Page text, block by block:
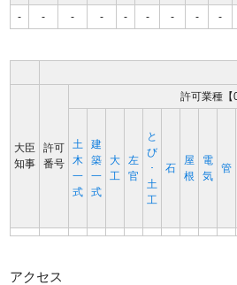
- - - - - - - - -
大臣
知事
許可
番号
許可業種【
土
木
一
式
建
築
一
式
大
工
左
官
と
び
･
土
工
石
屋
根
電
気
管
アクセス